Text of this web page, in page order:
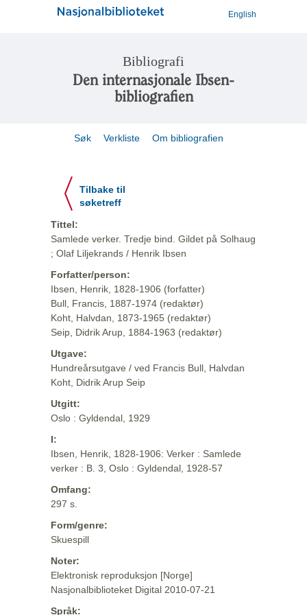
English
Bibliografi
Den internasjonale Ibsen-
bibliografien
Søk Verkliste Om bibliografien
Tilbake til
søketreff
Tittel:
Samlede verker. Tredje bind. Gildet på Solhaug
; Olaf Liljekrands / Henrik Ibsen
Forfatter/person:
Ibsen, Henrik, 1828-1906 (forfatter)
Bull, Francis, 1887-1974 (redaktør)
Koht, Halvdan, 1873-1965 (redaktør)
Seip, Didrik Arup, 1884-1963 (redaktør)
Utgave:
Hundreårsutgave / ved Francis Bull, Halvdan
Koht, Didrik Arup Seip
Utgitt:
Oslo : Gyldendal, 1929
I:
Ibsen, Henrik, 1828-1906: Verker : Samlede
verker : B. 3, Oslo : Gyldendal, 1928-57
Omfang:
297 s.
Form/genre:
Skuespill
Noter:
Elektronisk reproduksjon [Norge]
Nasjonalbiblioteket Digital 2010-07-21
Språk: